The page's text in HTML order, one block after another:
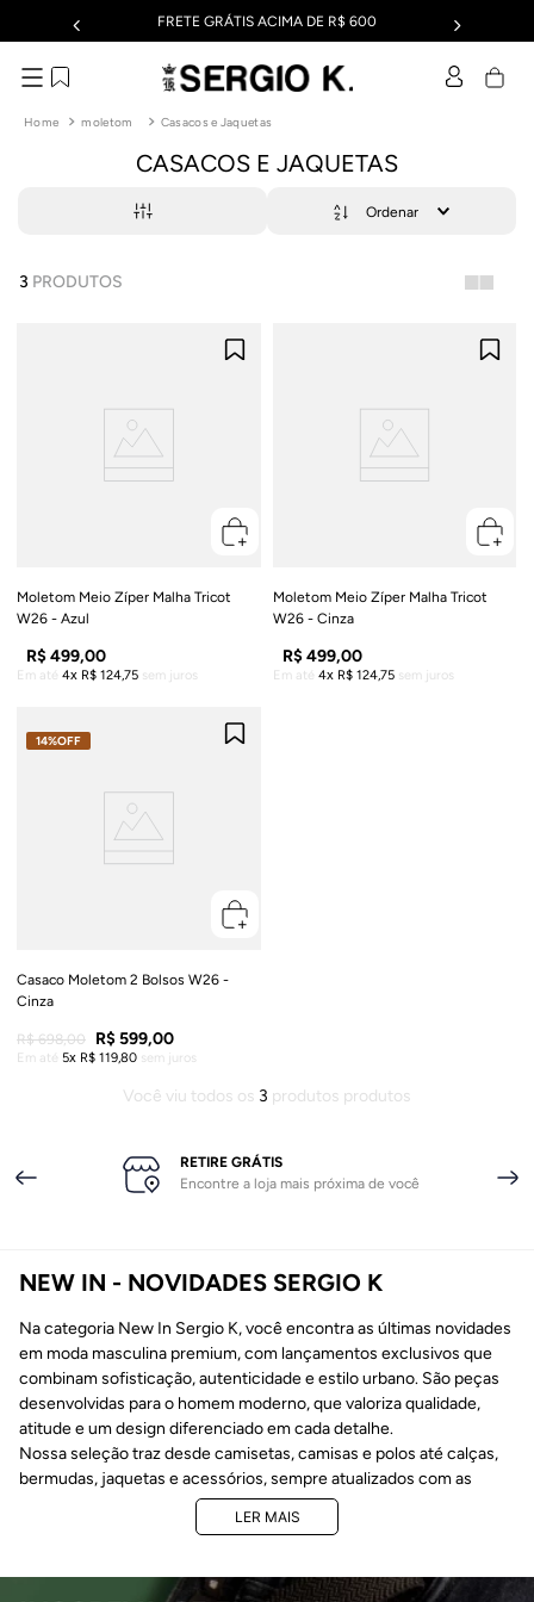
FRETE GRÁTIS ACIMA DE R$ 600
moletom Casacos e Jaquetas
CASACOS E JAQUETAS
3 PRODUTOS
Moletom Meio Zíper Malha Tricot
W26 - Azul
R$499,00
Em até 4 R$ 12475 sem juros
Moletom Meio Zíper Malha Tricot
W26 - Cinza
R$ 499,00
Em até 4 R$ 124,75sem juros
14%OFF
Casaco Moletom 2 Bolsos W26 -
Cinza
R$ 698,00 R$599,00
Em até 5 R$ 119,80 sem juros
Você viu todos os 3 produtos
RETIRE GRÁTIS
Encontre a loja mais próxima de você
NEW IN - NOVIDADES SERGIO K
Na categoria New In Sergio K, você encontra as últimas novidades
em moda masculina premium, com lançamentos exclusivos que
combinam sofisticação, autenticidade e estilo urbano. São peças
desenvolvidas para o homem moderno, que valoriza qualidade,
atitude e um design diferenciado em cada detalhe.
Nossa seleção traz desde camisetas, camisas e polos até calças,
bermudas, jaquetas e acessórios, sempre atualizados com as
tendências internacionais e o DNA irreverente da marca Sergio K.
Cada lançamento é pensado para quem busca se destacar em
Por que escolher as novidades da Sergio K?
LER MAIS